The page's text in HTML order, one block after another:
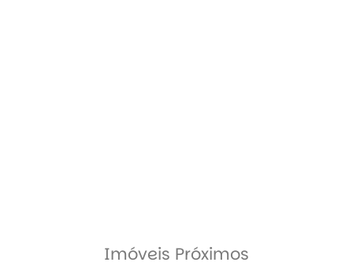
Imóveis Próximos